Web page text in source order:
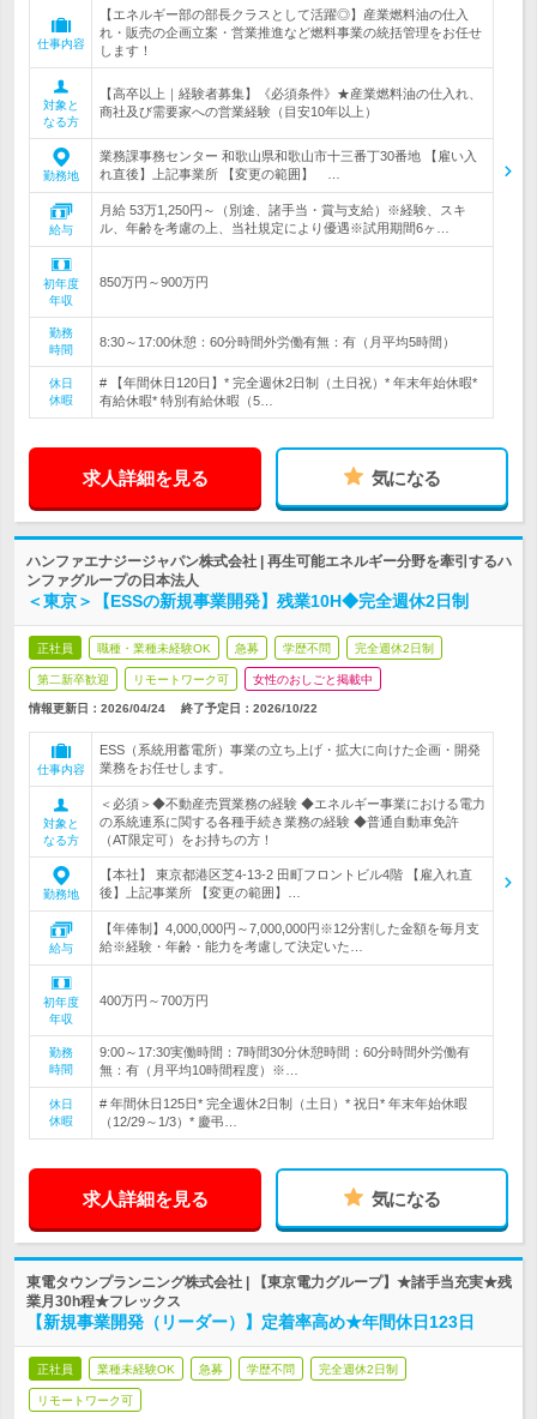
仕事内容
【エネルギー部の部長クラスとして活躍◎】産業燃料油の仕入
れ・販売の企画立案・営業推進など燃料事業の統括管理をお任せ
します！
対象と
なる方
【高卒以上｜経験者募集】《必須条件》★産業燃料油の仕入れ、
商社及び需要家への営業経験（目安10年以上）
勤務地
業務課事務センター 和歌山県和歌山市十三番丁30番地 【雇い入
れ直後】上記事業所 【変更の範囲】 …
給与
月給 53万1,250円～（別途、諸手当・賞与支給）※経験、スキ
ル、年齢を考慮の上、当社規定により優遇※試用期間6ヶ…
初年度
年収
850万円～900万円
勤務
時間
8:30～17:00休憩：60分時間外労働有無：有（月平均5時間）
休日
休暇
# 【年間休日120日】* 完全週休2日制（土日祝）* 年末年始休暇*
有給休暇* 特別有給休暇（5…
求人詳細を見る 気になる
ハンファエナジージャパン株式会社 | 再生可能エネルギー分野を牽引するハ
ンファグループの日本法人
＜東京＞【ESSの新規事業開発】残業10H◆完全週休2日制
正社員 職種・業種未経験OK 急募 学歴不問 完全週休2日制
第二新卒歓迎 リモートワーク可 女性のおしごと掲載中
情報更新日：2026/04/24 終了予定日： 2026/10/22
仕事内容
ESS（系統用蓄電所）事業の立ち上げ・拡大に向けた企画・開発
業務をお任せします。
対象と
なる方
＜必須＞◆不動産売買業務の経験 ◆エネルギー事業における電力
の系統連系に関する各種手続き業務の経験 ◆普通自動車免許
（AT限定可）をお持ちの方！
勤務地
【本社】 東京都港区芝4-13-2 田町フロントビル4階 【雇入れ直
後】上記事業所 【変更の範囲】…
給与
【年俸制】4,000,000円～7,000,000円※12分割した金額を毎月支
給※経験・年齢・能力を考慮して決定いた…
初年度
年収
400万円～700万円
勤務
時間
9:00～17:30実働時間：7時間30分休憩時間：60分時間外労働有
無：有（月平均10時間程度）※…
休日
休暇
# 年間休日125日* 完全週休2日制（土日）* 祝日* 年末年始休暇
（12/29～1/3）* 慶弔…
求人詳細を見る 気になる
東電タウンプランニング株式会社 | 【東京電力グループ】★諸手当充実★残
業月30h程★フレックス
【新規事業開発（リーダー）】定着率高め★年間休日123日
正社員 業種未経験OK 急募 学歴不問 完全週休2日制
リモートワーク可